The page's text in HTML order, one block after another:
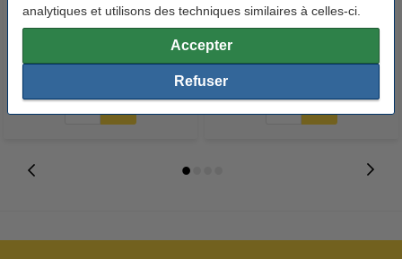
analytiques et utilisons des techniques similaires à celles-ci.
Accepter
Refuser
noir (d'origine)
cyan (d'origine)